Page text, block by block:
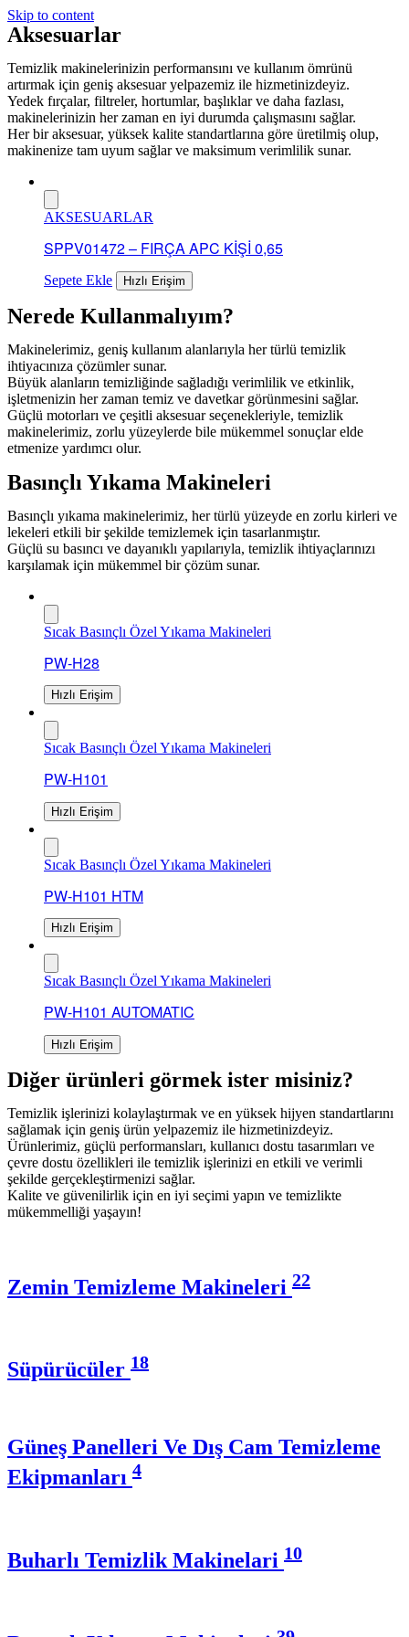
Skip to content
Aksesuarlar
Temizlik makinelerinizin performansını ve kullanım ömrünü
artırmak için geniş aksesuar yelpazemiz ile hizmetinizdeyiz.
Yedek fırçalar, filtreler, hortumlar, başlıklar ve daha fazlası,
makinelerinizin her zaman en iyi durumda çalışmasını sağlar.
Her bir aksesuar, yüksek kalite standartlarına göre üretilmiş olup,
makinenize tam uyum sağlar ve maksimum verimlilik sunar.
AKSESUARLAR
SPPV01472 – FIRÇA APC KİŞİ 0,65
Sepete Ekle Hızlı Erişim
Nerede Kullanmalıyım?
Makinelerimiz, geniş kullanım alanlarıyla her türlü temizlik
ihtiyacınıza çözümler sunar.
Büyük alanların temizliğinde sağladığı verimlilik ve etkinlik,
işletmenizin her zaman temiz ve davetkar görünmesini sağlar.
Güçlü motorları ve çeşitli aksesuar seçenekleriyle, temizlik
makinelerimiz, zorlu yüzeylerde bile mükemmel sonuçlar elde
etmenize yardımcı olur.
Basınçlı Yıkama Makineleri
Basınçlı yıkama makinelerimiz, her türlü yüzeyde en zorlu kirleri ve
lekeleri etkili bir şekilde temizlemek için tasarlanmıştır.
Güçlü su basıncı ve dayanıklı yapılarıyla, temizlik ihtiyaçlarınızı
karşılamak için mükemmel bir çözüm sunar.
Sıcak Basınçlı Özel Yıkama Makineleri
PW-H28
Hızlı Erişim
Sıcak Basınçlı Özel Yıkama Makineleri
PW-H101
Hızlı Erişim
Sıcak Basınçlı Özel Yıkama Makineleri
PW-H101 HTM
Hızlı Erişim
Sıcak Basınçlı Özel Yıkama Makineleri
PW-H101 AUTOMATIC
Hızlı Erişim
Diğer ürünleri görmek ister misiniz?
Temizlik işlerinizi kolaylaştırmak ve en yüksek hijyen standartlarını
sağlamak için geniş ürün yelpazemiz ile hizmetinizdeyiz.
Ürünlerimiz, güçlü performansları, kullanıcı dostu tasarımları ve
çevre dostu özellikleri ile temizlik işlerinizi en etkili ve verimli
şekilde gerçekleştirmenizi sağlar.
Kalite ve güvenilirlik için en iyi seçimi yapın ve temizlikte
mükemmelliği yaşayın!
Zemin Temizleme Makineleri 22
Süpürücüler 18
Güneş Panelleri Ve Dış Cam Temizleme
Ekipmanları 4
Buharlı Temizlik Makinelari 10